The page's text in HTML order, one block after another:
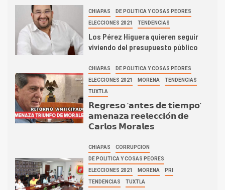
CHIAPAS DE POLITICA Y COSAS PEORES
ELECCIONES 2021 TENDENCIAS
Los Pérez Higuera quieren seguir
viviendo del presupuesto público
CHIAPAS DE POLITICA Y COSAS PEORES
ELECCIONES 2021 MORENA TENDENCIAS
TUXTLA
𝗥𝗲𝗴𝗿𝗲𝘀𝗼 ‘𝗮𝗻𝘁𝗲𝘀 𝗱𝗲 𝘁𝗶𝗲𝗺𝗽𝗼’
𝗮𝗺𝗲𝗻𝗮𝘇𝗮 𝗿𝗲𝗲𝗹𝗲𝗰𝗰𝗶𝗼́𝗻 𝗱𝗲
𝗖𝗮𝗿𝗹𝗼𝘀 𝗠𝗼𝗿𝗮𝗹𝗲𝘀
CHIAPAS CORRUPCION
DE POLITICA Y COSAS PEORES
ELECCIONES 2021 MORENA PRI
TENDENCIAS TUXTLA